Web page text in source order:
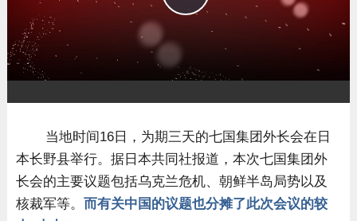
播
放
当地时间16日，为期三天的七国集团外长会在日
本长野县举行。据日本共同社报道，本次七国集团外
长会的主要议题包括乌克兰危机、朝鲜半岛局势以及
核裁军等。而有关中国的议题也分摊了此次会议的较